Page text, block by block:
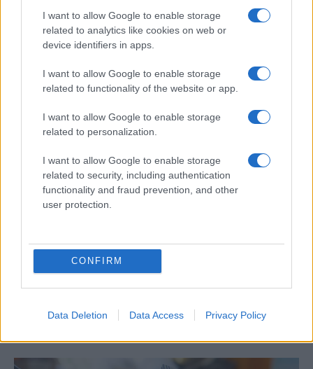
I want to allow Google to enable storage
related to analytics like cookies on web or
device identifiers in apps.
I want to allow Google to enable storage
related to functionality of the website or app.
I want to allow Google to enable storage
related to personalization.
I want to allow Google to enable storage
related to security, including authentication
functionality and fraud prevention, and other
user protection.
CONFIRM
Data Deletion Data Access Privacy Policy
03/11/2025 - 20:17
Δημοσκόπηση Alco: Σταθερά πρώτη η
ΝΔ - Ακολουθούν ΠΑΣΟΚ και Πλεύση
Δυόμισι μονάδες μέσα σε έναν μήνα
ανέβηκε το ποσοστό των αναποφάσιστων -
παρουσίαση της έρευνας